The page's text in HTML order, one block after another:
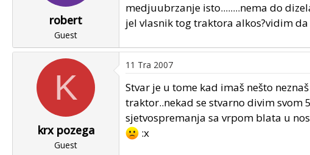
robert
Guest
medjuubrzanje isto........nema do
jel vlasnik tog traktora alkos?vidim
K
krx pozega
Guest
11 Tra 2007
Stvar je u tome kad imaš nešto
traktor..nekad se stvarno divim svom
sjetvospremanja sa vrpom blata u
:x